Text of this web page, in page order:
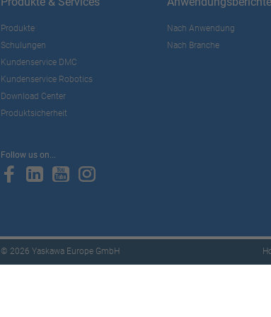
Produkte
Schulungen
Kundenservice DMC
Kundenservice Robotics
Download Center
Produktsicherheit
Nach Anwendung
Nach Branche
Follow us on...
© 2026 Yaskawa Europe GmbH